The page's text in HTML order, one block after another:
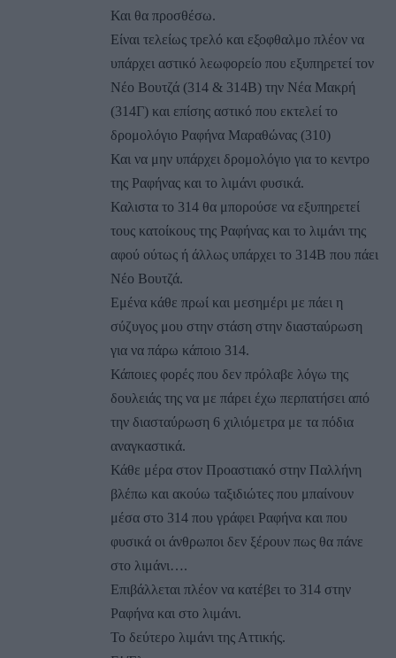
Και θα προσθέσω.
Είναι τελείως τρελό και εξοφθαλμο πλέον να
υπάρχει αστικό λεωφορείο που εξυπηρετεί τον
Νέο Βουτζά (314 & 314Β) την Νέα Μακρή
(314Γ) και επίσης αστικό που εκτελεί το
δρομολόγιο Ραφήνα Μαραθώνας (310)
Και να μην υπάρχει δρομολόγιο για το κεντρο
της Ραφήνας και το λιμάνι φυσικά.
Καλιστα το 314 θα μπορούσε να εξυπηρετεί
τους κατοίκους της Ραφήνας και το λιμάνι της
αφού ούτως ή άλλως υπάρχει το 314Β που πάει
Νέο Βουτζά.
Εμένα κάθε πρωί και μεσημέρι με πάει η
σύζυγος μου στην στάση στην διασταύρωση
για να πάρω κάποιο 314.
Κάποιες φορές που δεν πρόλαβε λόγω της
δουλειάς της να με πάρει έχω περπατήσει από
την διασταύρωση 6 χιλιόμετρα με τα πόδια
αναγκαστικά.
Κάθε μέρα στον Προαστιακό στην Παλλήνη
βλέπω και ακούω ταξιδιώτες που μπαίνουν
μέσα στο 314 που γράφει Ραφήνα και που
φυσικά οι άνθρωποι δεν ξέρουν πως θα πάνε
στο λιμάνι….
Επιβάλλεται πλέον να κατέβει το 314 στην
Ραφήνα και στο λιμάνι.
Το δεύτερο λιμάνι της Αττικής.